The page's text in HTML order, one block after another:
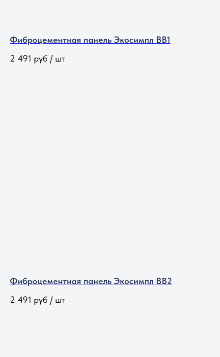
Фиброцементная панель Экосимпл BB1
2 491 руб / шт
Фиброцементная панель Экосимпл BB2
2 491 руб / шт